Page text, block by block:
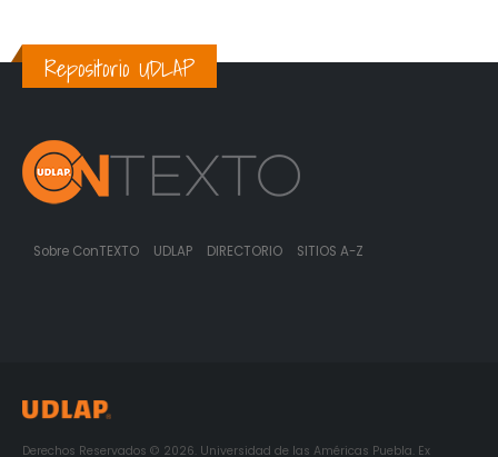
Repositorio UDLAP
Sobre ConTEXTO UDLAP DIRECTORIO SITIOS A-Z
Derechos Reservados © 2026. Universidad de las Américas Puebla. Ex